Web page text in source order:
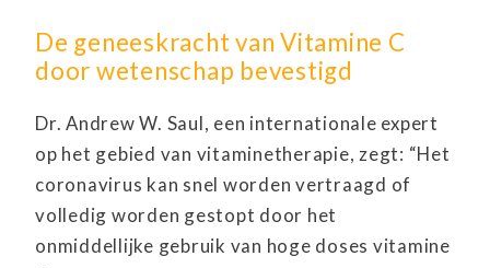
De geneeskracht van Vitamine C
door wetenschap bevestigd
Dr. Andrew W. Saul, een internationale expert
op het gebied van vitaminetherapie, zegt: “Het
coronavirus kan snel worden vertraagd of
volledig worden gestopt door het
onmiddellijke gebruik van hoge doses vitamine